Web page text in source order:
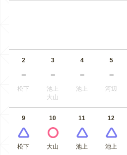
2
松下
3
池上
大山
4
池上
5
河辺
9
松下
10
大山
11
池上
12
池上